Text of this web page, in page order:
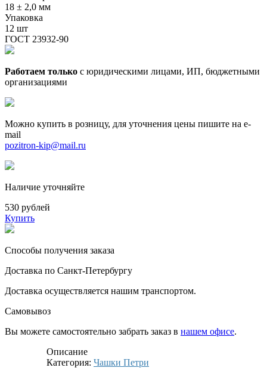
18 ± 2,0 мм
Упаковка
12 шт
ГОСТ 23932-90
Работаем только с юридическими лицами, ИП, бюджетными
организациями
Можно купить в розницу, для уточнения цены пишите на e-
mail
pozitron-kip@mail.ru
Наличие уточняйте
530 рублей
Купить
Способы получения заказа
Доставка по Санкт-Петербургу
Доставка осуществляется нашим транспортом.
Самовывоз
Вы можете самостоятельно забрать заказ в нашем офисе.
Описание
Категория: Чашки Петри